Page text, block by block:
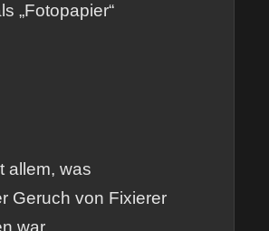
„Fotopapier“
allem, was
Geruch von Fixierer
war.